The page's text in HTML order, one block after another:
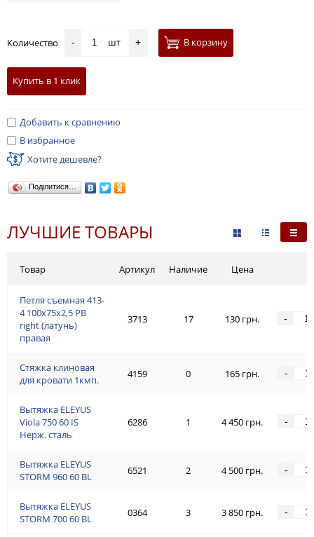
Количество - шт + В корзину
Купить в 1 клик
Добавить к сравнению
В избранное
Хотите дешевле?
Поділитися…
ЛУЧШИЕ ТОВАРЫ
Товар
Петля съемная 413-
4 100x75x2,5 PB
right (латунь)
правая
Стяжка клиновая
для кровати 1кмп.
Вытяжка ELEYUS
Viola 750 60 IS
Нерж. сталь
Вытяжка ELEYUS
STORM 960 60 BL
Вытяжка ELEYUS
STORM 700 60 BL
Артикул Наличие Цена
3713 17 130 грн. -
4159 0 165 грн. -
6286 1 4 450 грн. -
6521 2 4 500 грн. -
0364 3 3 850 грн. -